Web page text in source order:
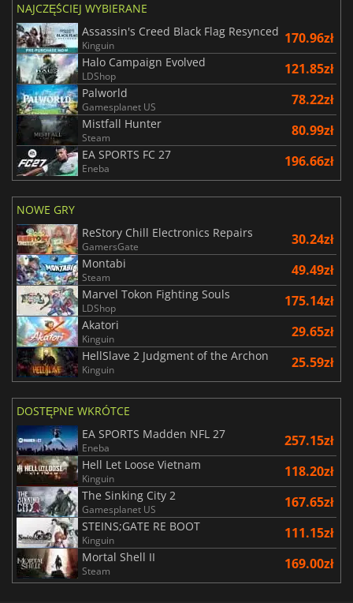
NAJCZĘŚCIEJ WYBIERANE
Assassin's Creed Black Flag Resynced
Kinguin 170.96zł
Halo Campaign Evolved
LDShop 121.85zł
Palworld
Gamesplanet US 78.22zł
Mistfall Hunter
Steam 80.99zł
EA SPORTS FC 27
Eneba 196.66zł
NOWE GRY
ReStory Chill Electronics Repairs
GamersGate 30.24zł
Montabi
Steam 49.49zł
Marvel Tokon Fighting Souls
LDShop 175.14zł
Akatori
Kinguin 29.65zł
HellSlave 2 Judgment of the Archon
Kinguin 25.59zł
DOSTĘPNE WKRÓTCE
EA SPORTS Madden NFL 27
Eneba 257.15zł
Hell Let Loose Vietnam
Kinguin 118.20zł
The Sinking City 2
Gamesplanet US 167.65zł
STEINS;GATE RE BOOT
Kinguin 111.15zł
Mortal Shell II
Steam 169.00zł